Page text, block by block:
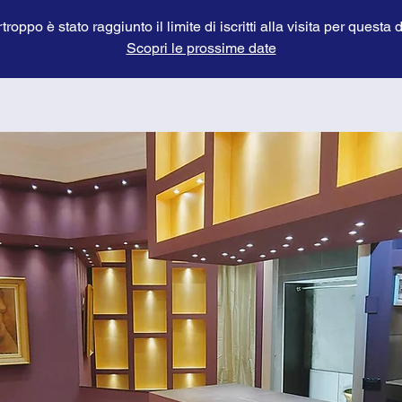
è stato raggiunto il limite di iscritti alla visita per questa
Scopri le prossime date